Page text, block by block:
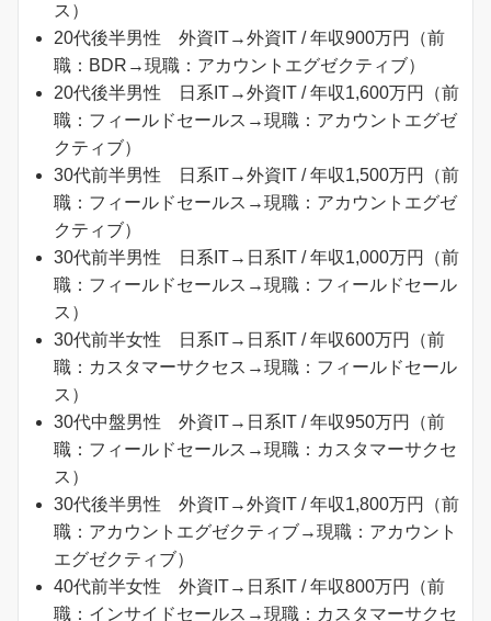
ス）
20代後半男性 外資IT→外資IT / 年収900万円（前
職：BDR→現職：アカウントエグゼクティブ）
20代後半男性 日系IT→外資IT / 年収1,600万円（前
職：フィールドセールス→現職：アカウントエグゼ
クティブ）
30代前半男性 日系IT→外資IT / 年収1,500万円（前
職：フィールドセールス→現職：アカウントエグゼ
クティブ）
30代前半男性 日系IT→日系IT / 年収1,000万円（前
職：フィールドセールス→現職：フィールドセール
ス）
30代前半女性 日系IT→日系IT / 年収600万円（前
職：カスタマーサクセス→現職：フィールドセール
ス）
30代中盤男性 外資IT→日系IT / 年収950万円（前
職：フィールドセールス→現職：カスタマーサクセ
ス）
30代後半男性 外資IT→外資IT / 年収1,800万円（前
職：アカウントエグゼクティブ→現職：アカウント
エグゼクティブ）
40代前半女性 外資IT→日系IT / 年収800万円（前
職：インサイドセールス→現職：カスタマーサクセ